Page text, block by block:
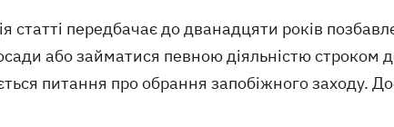
статті передбачає до дванадцяти років
або займатися певною діяльністю строком
питання про обрання запобіжного заходу.